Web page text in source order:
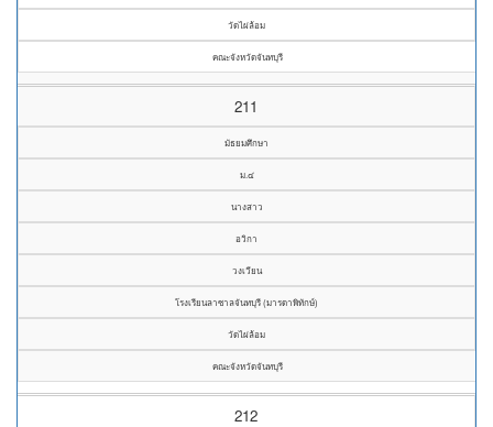
วัดไผ่ล้อม
คณะจังหวัดจันทบุรี
211
มัธยมศึกษา
ม.๔
นางสาว
อวิกา
วงเวียน
โรงเรียนลาซาลจันทบุรี (มารดาพิทักษ์)
วัดไผ่ล้อม
คณะจังหวัดจันทบุรี
212